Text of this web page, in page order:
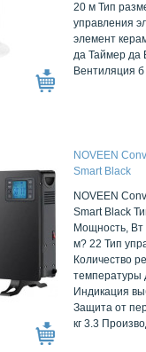
20 м Тип
управления
элемент
да Таймер да
Вентиляция б
NOVEEN
Smart Black
NOVEEN
Smart Black
Мощность,
м? 22 Тип
Количество
температуры
Индикация
Защита от
кг 3.3